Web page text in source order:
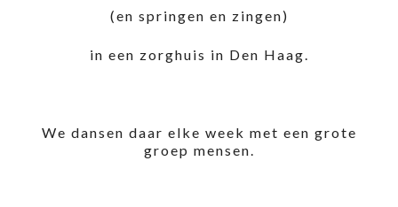
(en springen en zingen)
in een zorghuis in Den Haag.
We dansen daar elke week met een grote
groep mensen.